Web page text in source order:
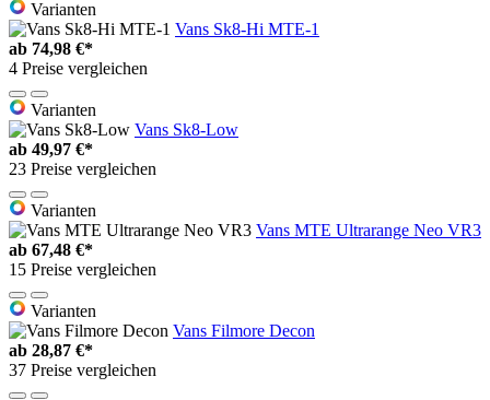
Varianten
Vans Sk8-Hi MTE-1
ab 74,98 €*
4 Preise vergleichen
Varianten
Vans Sk8-Low
ab 49,97 €*
23 Preise vergleichen
Varianten
Vans MTE Ultrarange Neo VR3
ab 67,48 €*
15 Preise vergleichen
Varianten
Vans Filmore Decon
ab 28,87 €*
37 Preise vergleichen